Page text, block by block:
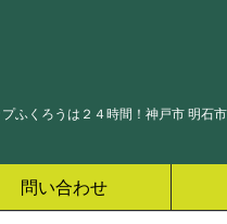
ふくろうは２４時間！神戸市 明石
問い合わせ